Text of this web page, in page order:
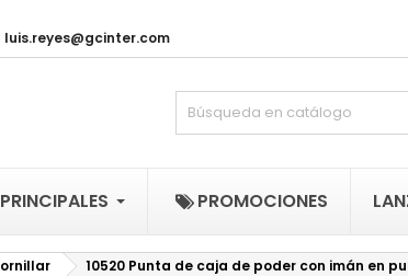
luis.reyes@gcinter.com
PROMOCIONES
10520 Punta de caja de poder con imán en
Mi lista de regalos
((title))
((label))
Iniciar sesión
Debe iniciar sesión para guardar